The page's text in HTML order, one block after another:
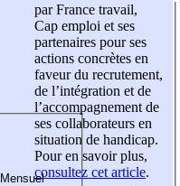
par France travail,
Cap emploi et ses
partenaires pour ses
actions concrètes en
faveur du recrutement,
de l’intégration et de
l’accompagnement de
ses collaborateurs en
situation de handicap.
Pour en savoir plus,
consultez cet article.